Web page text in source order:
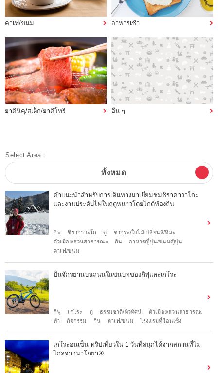
คาเฟ่/ขนม อาหารเช้า
ยาคินิคุ/สเต็ก/ยาคิโทริ อื่น ๆ
Select Area :
ทั้งหมด
คำแนะนำสำหรับการเดินทางมาเยี่ยมชมชิราคาวาโกะ
และงานประดับไฟในฤดูหนาวโดยไกด์ท้องถิ่น
กิฟุ ชิรากาวะโก ดู
ซากุระ/ใบไม้เปลี่ยนสี/หิมะ
ตัวเมือง/สวนสาธารณะ
กิน
อาหารญี่ปุ่น/ขนมญี่ปุ่น
คาเฟ่/ขนม
ปั่นจักรยานบนถนนในชนบทของกิฟุและเกโระ
กิฟุ เกโระ ดู ธรรมชาติ/ทิวทัศน์
ตัวเมือง/สวนสาธารณะ
ทำ
กิจกรรม กิน คาเฟ่/ขนม โรงแรมที่มีอนเซ็ง
เกโระอนเซ็น ทริปเที่ยวใน 1 วันที่สนุกได้จากสถานที่ไม่
ไกลจากนาโกย่า④